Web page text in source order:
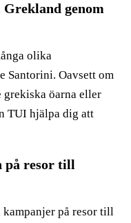
genom
olika
Santorini. Oavsett om
grekiska öarna eller
TUI hjälpa dig att
på resor till
kampanjer på resor till